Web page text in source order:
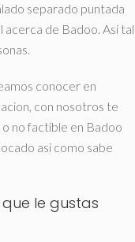
separado puntada
acerca de Badoo. Asi tal
conocer en
con nosotros te
no factible en Badoo
asi­ como sabe
le gustas